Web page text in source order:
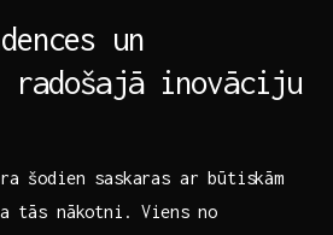
un
radošajā inovāciju
šodien saskaras ar‌ būtiskām
tās nākotni. Viens no